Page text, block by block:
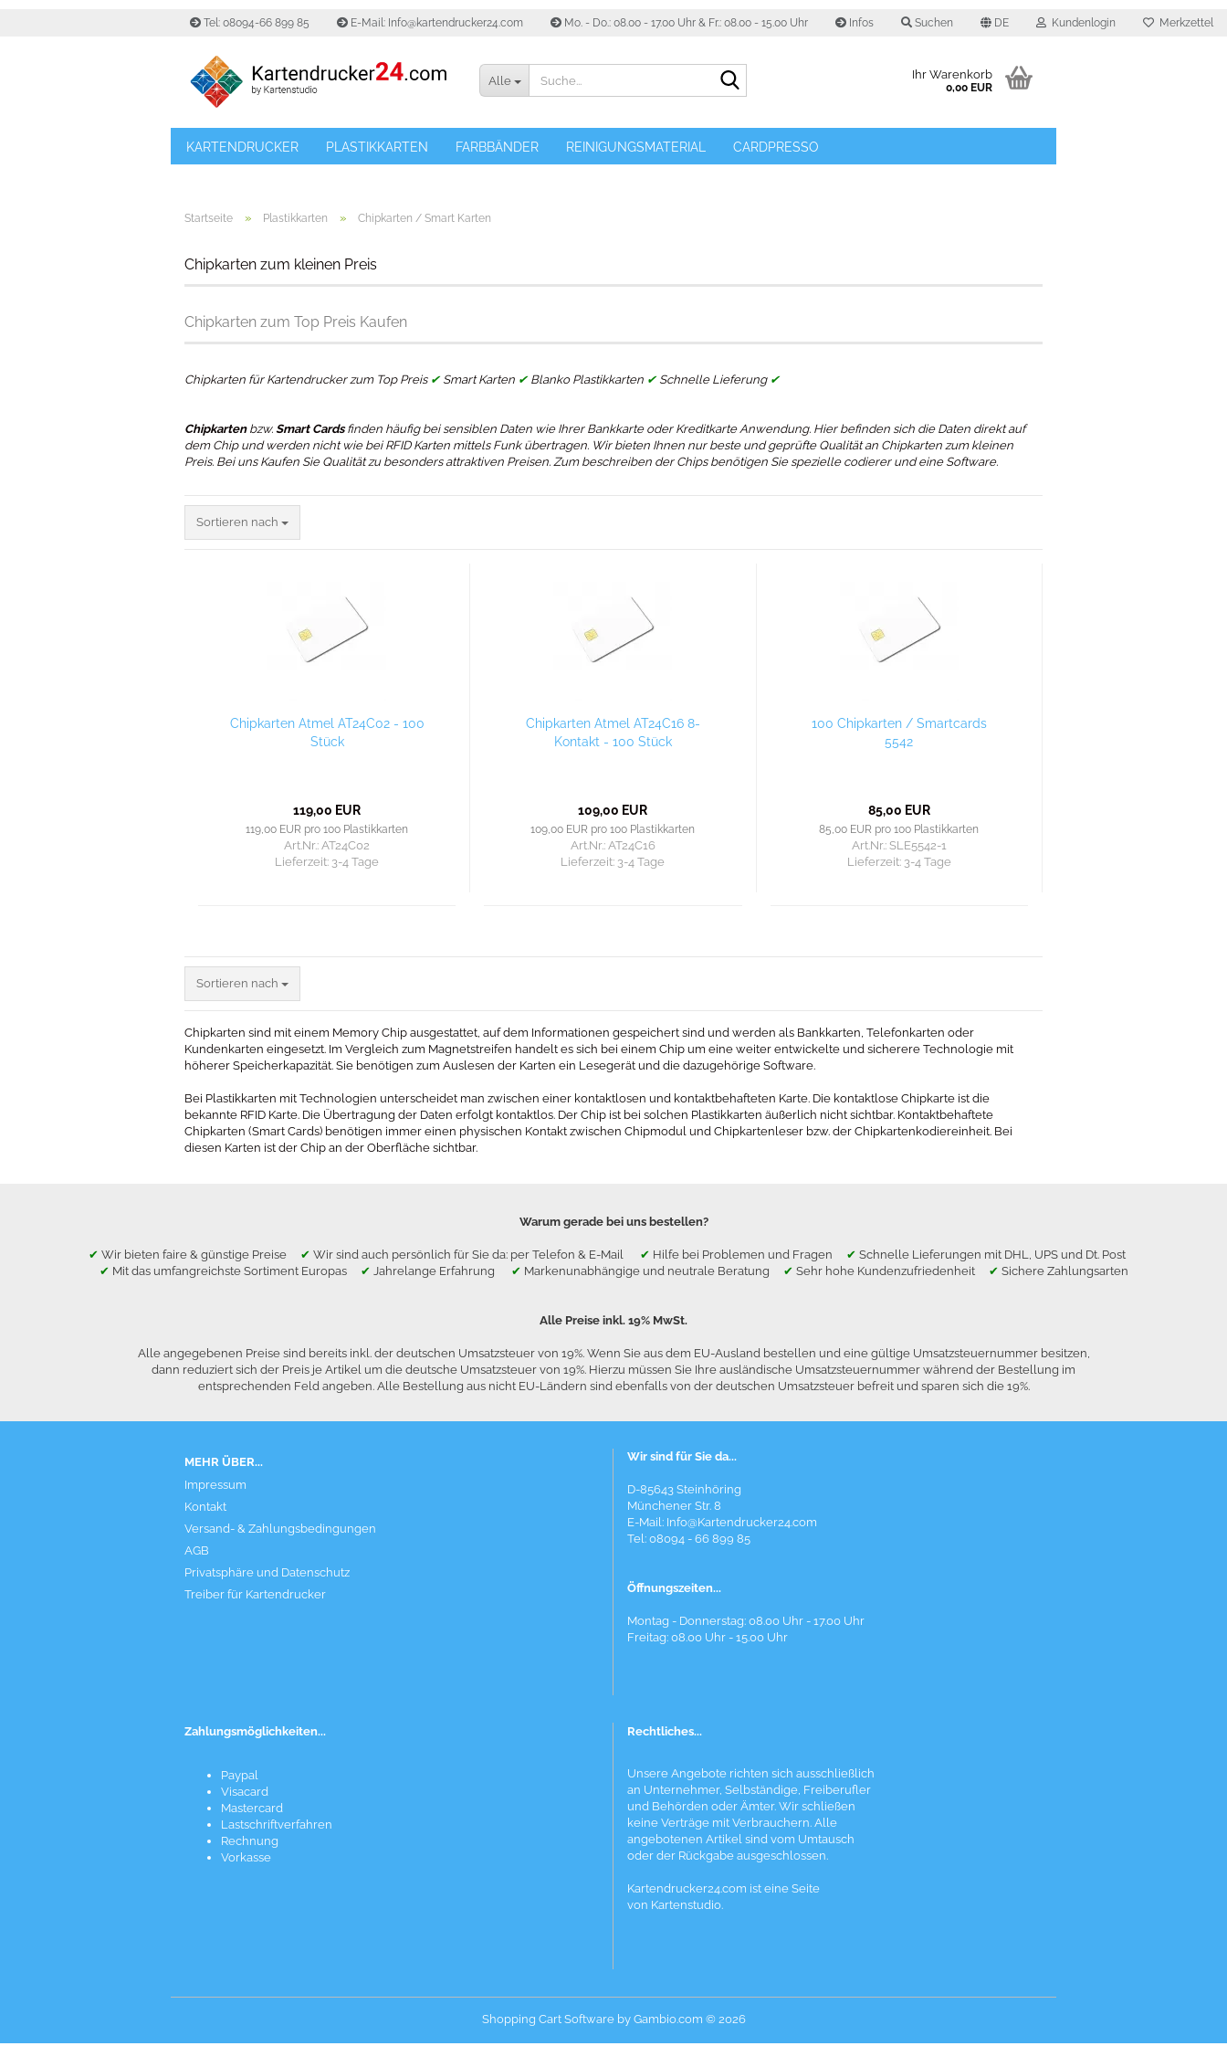
Tel: 08094-66 899 85 E-Mail: Info@kartendrucker24.com Mo. - Do.: 08.00 - 17.00 Uhr & Fr.: 08.00 - 15.00 Uhr Infos Suchen DE Kundenlogin Merkzettel
Alle Ihr Warenkorb
0,00 EUR
KARTENDRUCKER PLASTIKKARTEN FARBBÄNDER REINIGUNGSMATERIAL CARDPRESSO
Startseite » Plastikkarten » Chipkarten / Smart Karten
Chipkarten zum kleinen Preis
Chipkarten zum Top Preis Kaufen
Chipkarten für Kartendrucker zum Top Preis ✔ Smart Karten ✔ Blanko Plastikkarten ✔ Schnelle Lieferung ✔
Chipkartenbzw. Smart Cardsfinden häufig bei sensiblen Daten wie Ihrer Bankkarte oder Kreditkarte Anwendung. Hier befinden sich die Daten direkt auf
dem Chip und werden nicht wie bei RFID Karten mittels Funk übertragen. Wir bieten Ihnen nur beste und geprüfte Qualität an Chipkarten zum kleinen
Preis. Bei uns Kaufen Sie Qualität zu besonders attraktiven Preisen. Zum beschreiben der Chips benötigen Sie spezielle codierer und eine Software.
Sortieren nach
Sortieren nach
Chipkarten Atmel AT24C02 - 100
Stück
119,00 EUR
119,00 EUR pro 100 Plastikkarten
Art.Nr.: AT24C02
Lieferzeit: 3-4 Tage
Chipkarten Atmel AT24C16 8-
Kontakt - 100 Stück
109,00 EUR
109,00 EUR pro 100 Plastikkarten
Art.Nr.: AT24C16
Lieferzeit: 3-4 Tage
100 Chipkarten / Smartcards
5542
85,00 EUR
85,00 EUR pro 100 Plastikkarten
Art.Nr.: SLE5542-1
Lieferzeit: 3-4 Tage
Sortieren nach
Sortieren nach
Chipkarten sind mit einem Memory Chip ausgestattet, auf dem Informationen gespeichert sind und werden als Bankkarten, Telefonkarten oder
Kundenkarten eingesetzt. Im Vergleich zum Magnetstreifen handelt es sich bei einem Chip um eine weiter entwickelte und sicherere Technologie mit
höherer Speicherkapazität. Sie benötigen zum Auslesen der Karten ein Lesegerät und die dazugehörige Software.
Bei Plastikkarten mit Technologien unterscheidet man zwischen einer kontaktlosen und kontaktbehafteten Karte. Die kontaktlose Chipkarte ist die
bekannte RFID Karte. Die Übertragung der Daten erfolgt kontaktlos. Der Chip ist bei solchen Plastikkarten äußerlich nicht sichtbar. Kontaktbehaftete
Chipkarten (Smart Cards) benötigen immer einen physischen Kontakt zwischen Chipmodul und Chipkartenleser bzw. der Chipkartenkodiereinheit. Bei
diesen Karten ist der Chip an der Oberfläche sichtbar.
Warum gerade bei uns bestellen?
✔ Wir bieten faire & günstige Preise ✔ Wir sind auch persönlich für Sie da: per Telefon & E-Mail ✔ Hilfe bei Problemen und Fragen ✔ Schnelle Lieferungen mit DHL, UPS und Dt. Post
✔ Mit das umfangreichste Sortiment Europas ✔ Jahrelange Erfahrung ✔ Markenunabhängige und neutrale Beratung ✔ Sehr hohe Kundenzufriedenheit ✔ Sichere Zahlungsarten
Alle Preise inkl. 19% MwSt.
Alle angegebenen Preise sind bereits inkl. der deutschen Umsatzsteuer von 19%. Wenn Sie aus dem EU-Ausland bestellen und eine gültige Umsatzsteuernummer besitzen,
dann reduziert sich der Preis je Artikel um die deutsche Umsatzsteuer von 19%. Hierzu müssen Sie Ihre ausländische Umsatzsteuernummer während der Bestellung im
entsprechenden Feld angeben. Alle Bestellung aus nicht EU-Ländern sind ebenfalls von der deutschen Umsatzsteuer befreit und sparen sich die 19%.
MEHR ÜBER...
Impressum
Kontakt
Versand- & Zahlungsbedingungen
AGB
Privatsphäre und Datenschutz
Treiber für Kartendrucker
Wir sind für Sie da...
D-85643 Steinhöring
Münchener Str. 8
E-Mail: Info@Kartendrucker24.com
Tel: 08094 - 66 899 85
Öffnungszeiten...
Montag - Donnerstag: 08.00 Uhr - 17.00 Uhr
Freitag: 08.00 Uhr - 15.00 Uhr
Zahlungsmöglichkeiten...
Paypal
Visacard
Mastercard
Lastschriftverfahren
Rechnung
Vorkasse
Rechtliches...
Unsere Angebote richten sich ausschließlich
an Unternehmer, Selbständige, Freiberufler
und Behörden oder Ämter. Wir schließen
keine Verträge mit Verbrauchern. Alle
angebotenen Artikel sind vom Umtausch
oder der Rückgabe ausgeschlossen.
Kartendrucker24.com ist eine Seite
von Kartenstudio.
Shopping Cart Softwareby Gambio.com © 2026